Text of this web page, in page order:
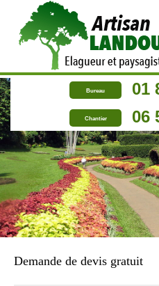
Bureau 01
Chantier 06
Demande de devis gratuit